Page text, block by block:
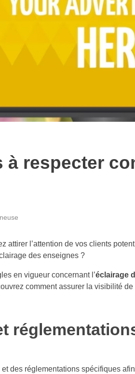
respecter
attirer l’attention de vos clients
des enseignes ?
en vigueur concernant l’éclairage
comment assurer la visibilité
des réglementations spécifiques